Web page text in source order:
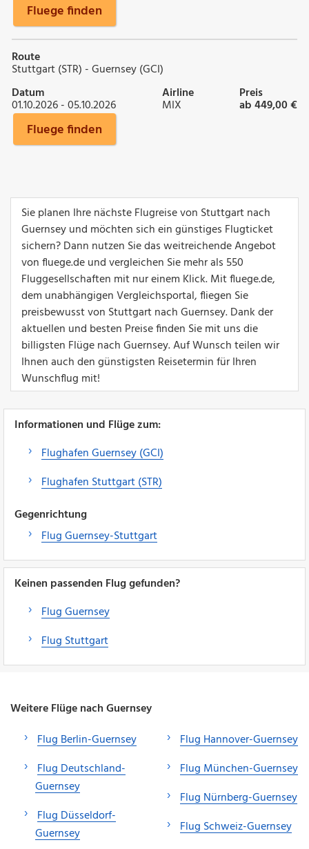
Fluege finden
Route
Stuttgart (STR) - Guernsey (GCI)
Datum
01.10.2026 - 05.10.2026
Airline
MIX
Preis
ab 449,00 €
Fluege finden
Sie planen Ihre nächste Flugreise von Stuttgart nach
Guernsey und möchten sich ein günstiges Flugticket
sichern? Dann nutzen Sie das weitreichende Angebot
von fluege.de und vergleichen Sie mehr als 550
Fluggesellschaften mit nur einem Klick. Mit fluege.de,
dem unabhängigen Vergleichsportal, fliegen Sie
preisbewusst von Stuttgart nach Guernsey. Dank der
aktuellen und besten Preise finden Sie mit uns die
billigsten Flüge nach Guernsey. Auf Wunsch teilen wir
Ihnen auch den günstigsten Reisetermin für Ihren
Wunschflug mit!
Informationen und Flüge zum:
Flughafen Guernsey (GCI)
Flughafen Stuttgart (STR)
Gegenrichtung
Flug Guernsey-Stuttgart
Keinen passenden Flug gefunden?
Flug Guernsey
Flug Stuttgart
Weitere Flüge nach Guernsey
Flug Berlin-Guernsey
Flug Deutschland-
Guernsey
Flug Düsseldorf-
Guernsey
Flug Hannover-Guernsey
Flug München-Guernsey
Flug Nürnberg-Guernsey
Flug Schweiz-Guernsey